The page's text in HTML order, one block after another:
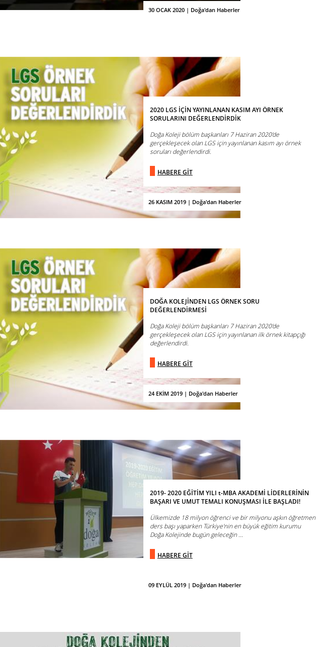
30 OCAK 2020 | Doğa'dan Haberler
26 KASIM 2019 | Doğa'dan Haberler
2020 LGS İÇİN YAYINLANAN KASIM AYI ÖRNEK
SORULARINI DEĞERLENDİRDİK
Doğa Koleji bölüm başkanları 7 Haziran 2020'de
gerçekleşecek olan LGS için yayınlanan kasım ayı örnek
soruları değerlendirdi.
HABERE GİT
24 EKİM 2019 | Doğa'dan Haberler
DOĞA KOLEJİNDEN LGS ÖRNEK SORU
DEĞERLENDİRMESİ
Doğa Koleji bölüm başkanları 7 Haziran 2020'de
gerçekleşecek olan LGS için yayınlanan ilk örnek kitapçığı
değerlendirdi.
HABERE GİT
09 EYLÜL 2019 | Doğa'dan Haberler
2019- 2020 EĞİTİM YILI t-MBA AKADEMİ LİDERLERİNİN
BAŞARI VE UMUT TEMALI KONUŞMASI İLE BAŞLADI!
Ülkemizde 18 milyon öğrenci ve bir milyonu aşkın öğretmen
ders başı yaparken Türkiye'nin en büyük eğitim kurumu
Doğa Kolejinde bugün geleceğin ...
HABERE GİT